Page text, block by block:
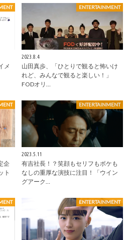
メ
ENTERTAINMENT
2023.8.4
山田真歩、「ひとりで観ると怖いけ
れど、みんなで観ると楽しい！」
FODオリ…
企
ト
ENTERTAINMENT
2023.5.11
有吉社長！？笑顔もセリフもボケも
なしの重厚な演技に注目！「ウイン
グアーク…
ENTERTAINMENT